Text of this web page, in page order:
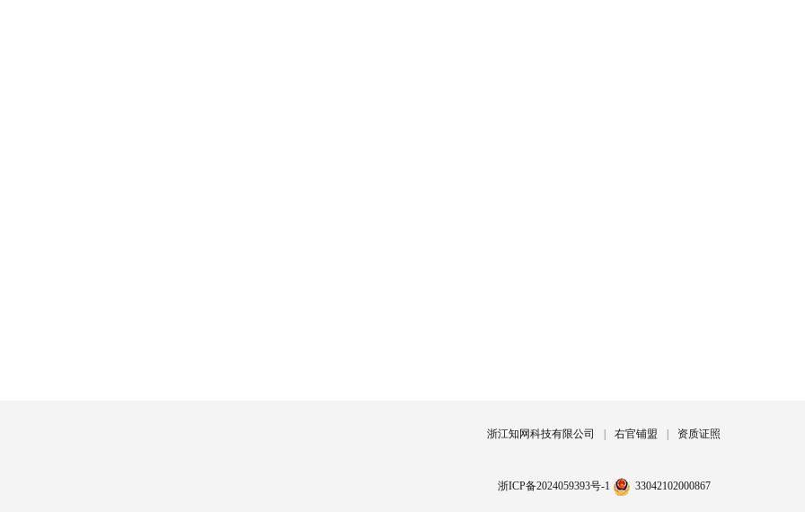
浙江知网科技有限公司 右官铺盟 资质证照
浙ICP备2024059393号-1 33042102000867